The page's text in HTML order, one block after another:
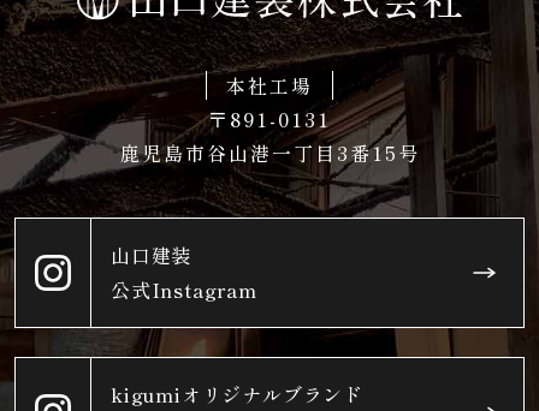
本社工場
〒891-0131
鹿児島市谷山港一丁目3番15号
山口建装
公式Instagram
kigumiオリジナルブランド